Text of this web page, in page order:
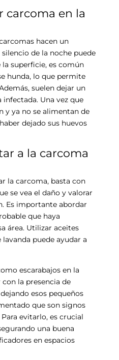
carcoma en la
hacen un
de la noche puede
superficie, es común
hunda, lo que permite
suelen dejar un
Una vez que
y ya no se alimentan de
dejado sus huevos
a la carcoma
la carcoma, basta con
se vea el daño y valorar
Es importante abordar
que haya
área. Utilizar aceites
puede ayudar a
escarabajos en la
con la presencia de
esos pequeños
que son signos
evitarlo, es crucial
una buena
en espacios